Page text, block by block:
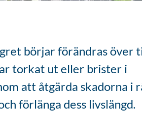
börjar förändras över
torkat ut eller brister i
att åtgärda skadorna i
förlänga dess livslängd.